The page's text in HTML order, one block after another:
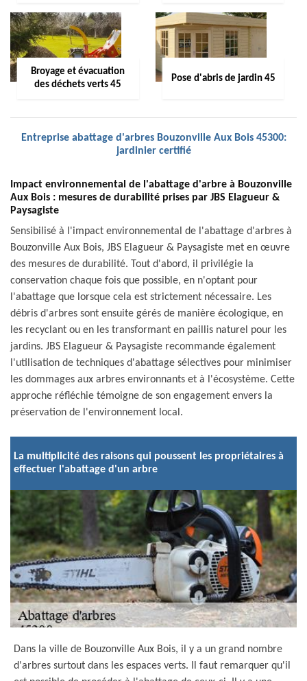
Broyage et évacuation
des déchets verts 45
Pose d'abris de jardin 45
Entreprise abattage d'arbres Bouzonville Aux Bois 45300:
jardinier certifié
Impact environnemental de l'abattage d'arbre à Bouzonville
Aux Bois : mesures de durabilité prises par JBS Elagueur &
Paysagiste
Sensibilisé à l'impact environnemental de l'abattage d'arbres à
Bouzonville Aux Bois, JBS Elagueur & Paysagiste met en œuvre
des mesures de durabilité. Tout d'abord, il privilégie la
conservation chaque fois que possible, en n'optant pour
l'abattage que lorsque cela est strictement nécessaire. Les
débris d'arbres sont ensuite gérés de manière écologique, en
les recyclant ou en les transformant en paillis naturel pour les
jardins. JBS Elagueur & Paysagiste recommande également
l'utilisation de techniques d'abattage sélectives pour minimiser
les dommages aux arbres environnants et à l'écosystème. Cette
approche réfléchie témoigne de son engagement envers la
préservation de l'environnement local.
La multiplicité des raisons qui poussent les propriétaires à
effectuer l'abattage d'un arbre
Dans la ville de Bouzonville Aux Bois, il y a un grand nombre
d'arbres surtout dans les espaces verts. Il faut remarquer qu'il